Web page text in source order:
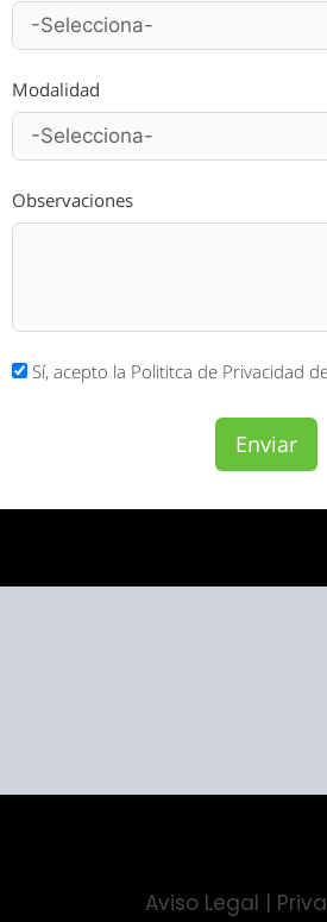
Modalidad
Observaciones
Sí, acepto la Polititca de Privacidad
Enviar
Aviso Legal |